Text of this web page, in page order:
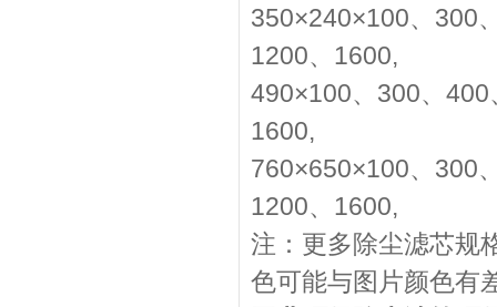
350×240×100、300
1200、1600,
490×100、300、
1600,
760×650×100、300
1200、1600,
注：更多除尘滤芯规
色可能与图片颜色有